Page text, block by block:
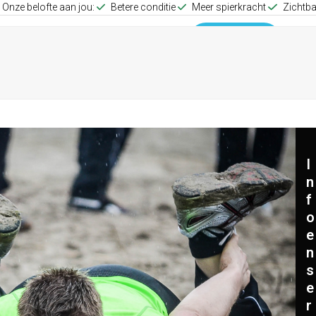
Onze belofte aan jou: Betere conditie Meer spierkracht
I
n
f
o
e
n
s
e
r